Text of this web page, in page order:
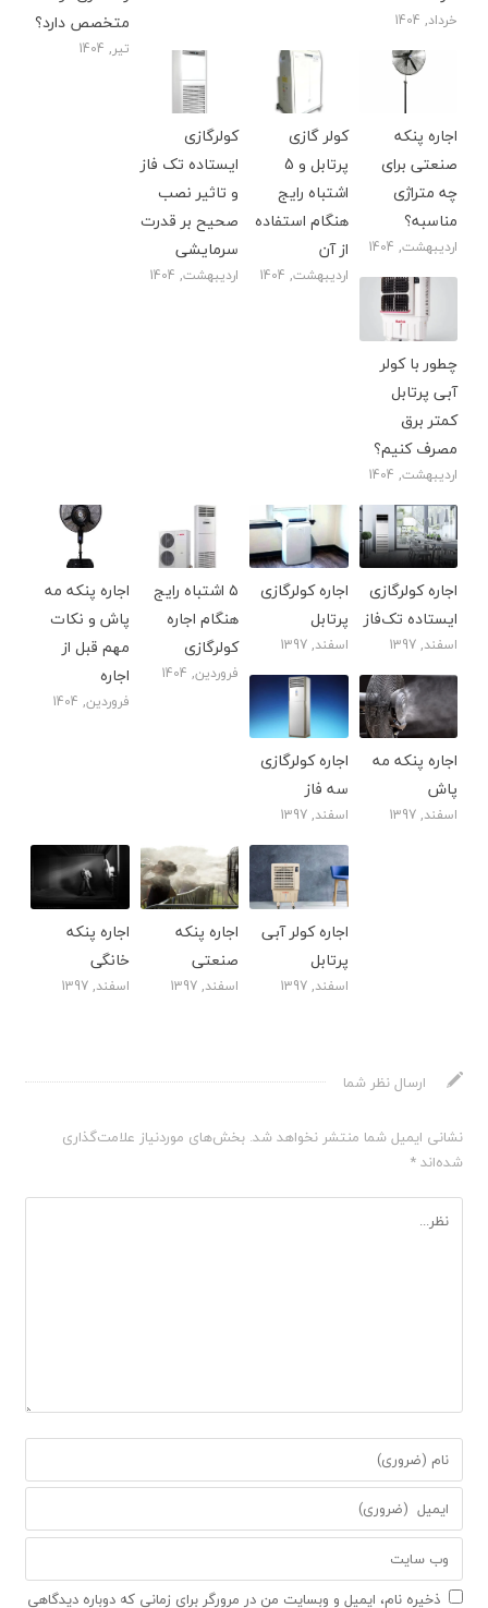
متخصص دارد؟
تیر, 1404
خرداد, 1404
کولرگازی
ایستاده تک فاز
و تاثیر نصب
صحیح بر قدرت
سرمایشی
اردیبهشت, 1404
کولر گازی
پرتابل و 5
اشتباه رایج
هنگام استفاده
از آن
اردیبهشت, 1404
اجاره پنکه
صنعتی برای
چه متراژی
مناسبه؟
اردیبهشت, 1404
چطور با کولر
آبی پرتابل
کمتر برق
مصرف کنیم؟
اردیبهشت, 1404
اجاره پنکه مه
پاش و نکات
مهم قبل از
اجاره
فروردین, 1404
۵ اشتباه رایج
هنگام اجاره
کولرگازی
فروردین, 1404
اجاره کولرگازی
پرتابل
اسفند, 1397
اجاره کولرگازی
ایستاده تک‌فاز
اسفند, 1397
اجاره کولرگازی
سه فاز
اسفند, 1397
اجاره پنکه مه
پاش
اسفند, 1397
اجاره پنکه
خانگی
اسفند, 1397
اجاره پنکه
صنعتی
اسفند, 1397
اجاره کولر آبی
پرتابل
اسفند, 1397
ارسال نظر شما
نشانی ایمیل شما منتشر نخواهد شد. بخش‌های موردنیاز علامت‌گذاری
شده‌اند*
ذخیره نام، ایمیل و وبسایت من در مرورگر برای زمانی که دوباره دیدگاهی